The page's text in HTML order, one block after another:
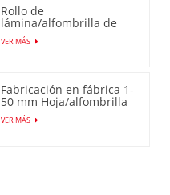
Rollo de
lámina/alfombrilla de
goma antideslizante de
piel de naranja
VER MÁS
Fabricación en fábrica 1-
50 mm Hoja/alfombrilla
de goma de piel de
naranja antideslizante
VER MÁS